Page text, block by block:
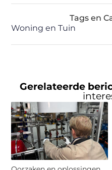
Tags en
Woning en Tuin
Gerelateerde